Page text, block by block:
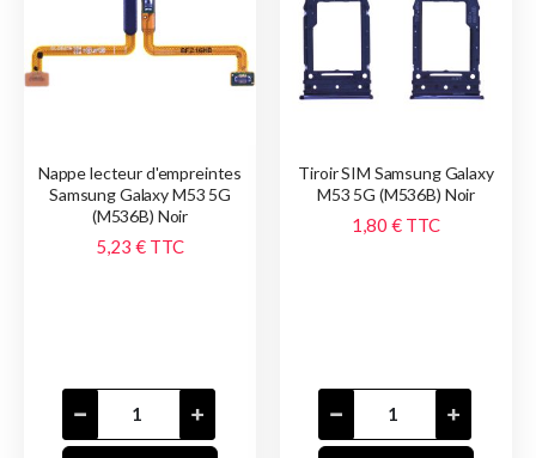
Nappe lecteur d'empreintes
Samsung Galaxy M53 5G
(M536B) Noir
5,23 € TTC
Tiroir SIM Samsung Galaxy
M53 5G (M536B) Noir
1,80 € TTC